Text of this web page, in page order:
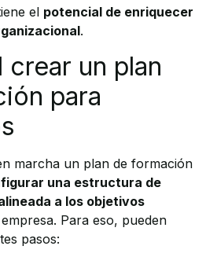
el potencial de enriquecer
.
crear un plan
para
marcha un plan de formación
una estructura de
a los objetivos
Para eso, pueden
pasos: